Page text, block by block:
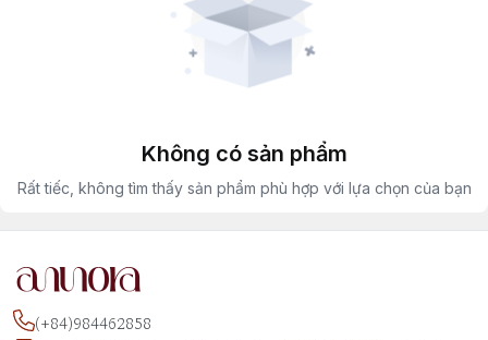
Không có sản phẩm
Rất tiếc, không tìm thấy sản phẩm phù hợp với lựa chọn của bạn
(+84)984462858